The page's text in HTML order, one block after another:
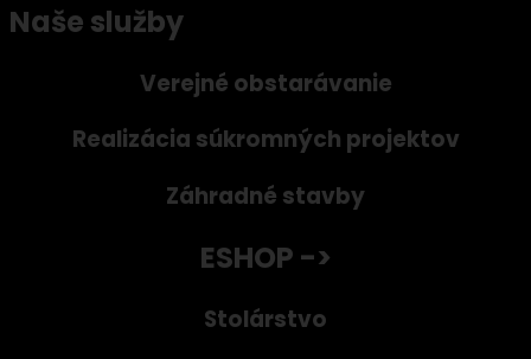
Naše služby
Verejné obstarávanie
Realizácia súkromných projektov
Záhradné stavby
ESHOP ->
Stolárstvo